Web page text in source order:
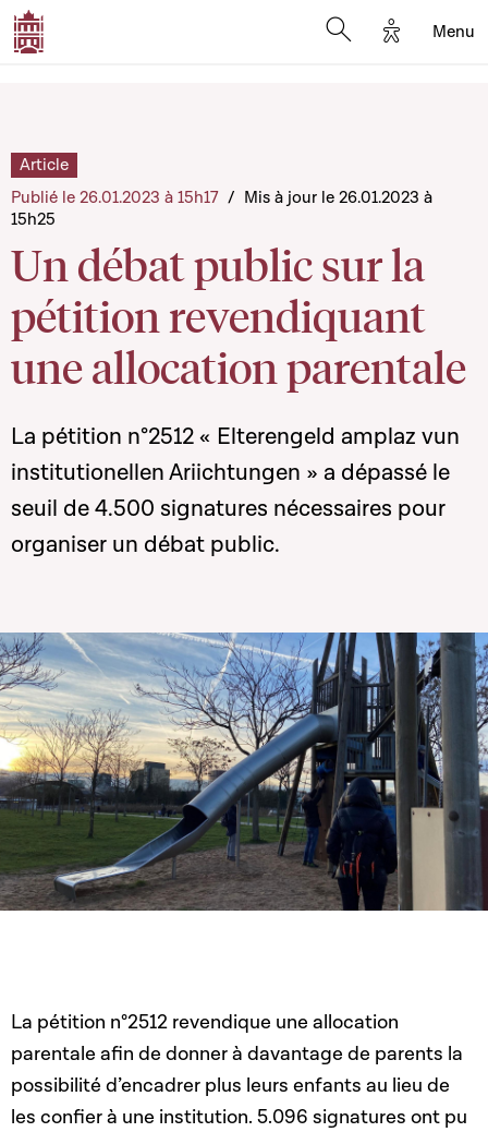
Options
Menu
Un débat public sur la
pétition revendiquant
une allocation parentale
Article
Publié le 26.01.2023 à 15h17 / Mis à jour le 26.01.2023 à
15h25
La pétition n°2512 « Elterengeld amplaz vun
institutionellen Ariichtungen » a dépassé le
seuil de 4.500 signatures nécessaires pour
organiser un débat public.
La pétition n°2512 revendique une allocation
parentale afin de donner à davantage de parents la
possibilité d’encadrer plus leurs enfants au lieu de
les confier à une institution. 5.096 signatures ont pu